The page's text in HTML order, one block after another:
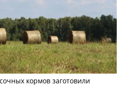
кормов заготовили